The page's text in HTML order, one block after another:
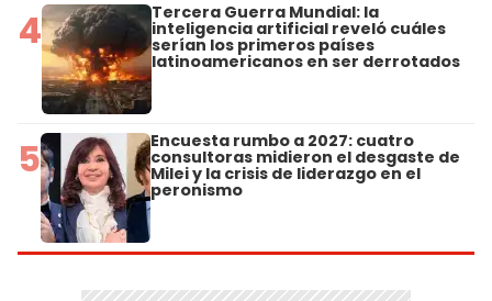
4 Tercera Guerra Mundial: la
inteligencia artificial reveló cuáles
serían los primeros países
latinoamericanos en ser derrotados
5 Encuesta rumbo a 2027: cuatro
consultoras midieron el desgaste de
Milei y la crisis de liderazgo en el
peronismo